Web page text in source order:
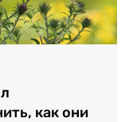
как они